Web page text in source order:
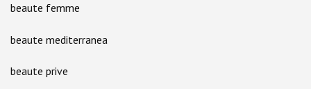
beaute femme
beaute mediterranea
beaute prive